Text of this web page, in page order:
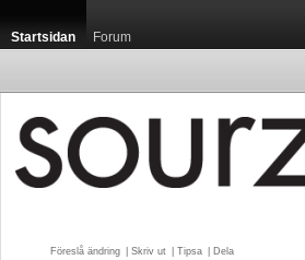
Startsidan Forum
Föreslå ändring Skriv ut Tipsa Dela